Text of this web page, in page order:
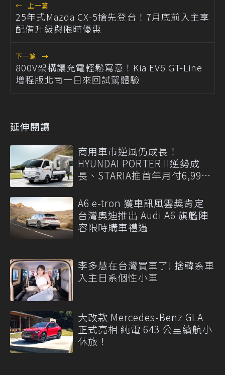
← 上一篇
25年式Mazda CX-5搶先登台！7月底前入主享
配備升級與限時優惠
下一篇 →
800V架構讓充電輕鬆寫意！Kia EV6 GT-Line
增程版北南一日來回試駕體驗
延伸閱讀
商用車市逆風仍成長！
HYUNDAI PORTER II逆勢成
長、STARIA推首年月付6,999
A6 e-tron 獲車訊風雲獎肯定
台灣奧迪推出 Audi A6 旗艦陣
容限時購車禮遇
李多慧在台灣買車了! 捨韓系車
入主日系個性小車
大改款 Mercedes-Benz GLA
正式亮相 純電 643 公里續航小
休旅！